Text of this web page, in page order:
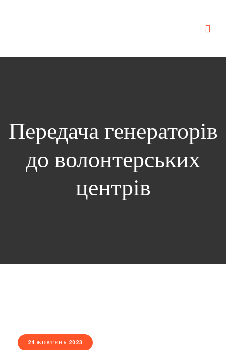
Передача генераторів
до волонтерських
центрів
24 ЖОВТЕНЬ 2023